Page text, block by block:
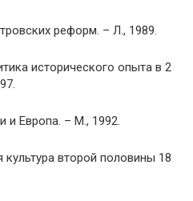
реформ. – Л., 1989.
исторического опыта в 2
и Европа. – М., 1992.
культура второй половины 18